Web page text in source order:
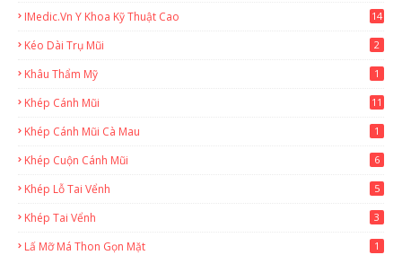
IMedic.vn Y Khoa Kỹ Thuật Cao 14
Kéo Dài Trụ Mũi 2
Khâu Thẩm Mỹ 1
Khép Cánh Mũi 11
Khép Cánh Mũi Cà Mau 1
Khép Cuộn Cánh Mũi 6
Khép Lỗ Tai Vểnh 5
Khép Tai Vểnh 3
Lấ Mỡ Má Thon Gọn Mặt 1